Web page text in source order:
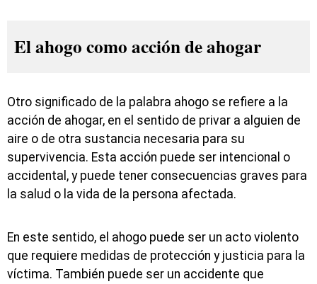
El ahogo como acción de ahogar
Otro significado de la palabra ahogo se refiere a la
acción de ahogar, en el sentido de privar a alguien de
aire o de otra sustancia necesaria para su
supervivencia. Esta acción puede ser intencional o
accidental, y puede tener consecuencias graves para
la salud o la vida de la persona afectada.
En este sentido, el ahogo puede ser un acto violento
que requiere medidas de protección y justicia para la
víctima. También puede ser un accidente que